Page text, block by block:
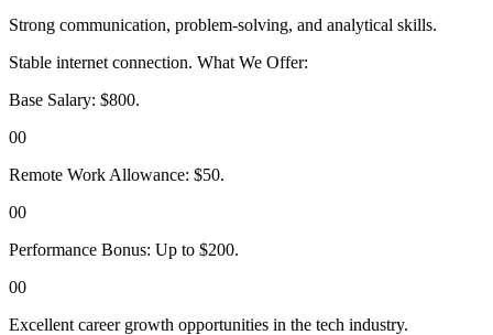
Strong communication, problem-solving, and analytical skills.
Stable internet connection. What We Offer:
Base Salary: $800.
00
Remote Work Allowance: $50.
00
Performance Bonus: Up to $200.
00
Excellent career growth opportunities in the tech industry.